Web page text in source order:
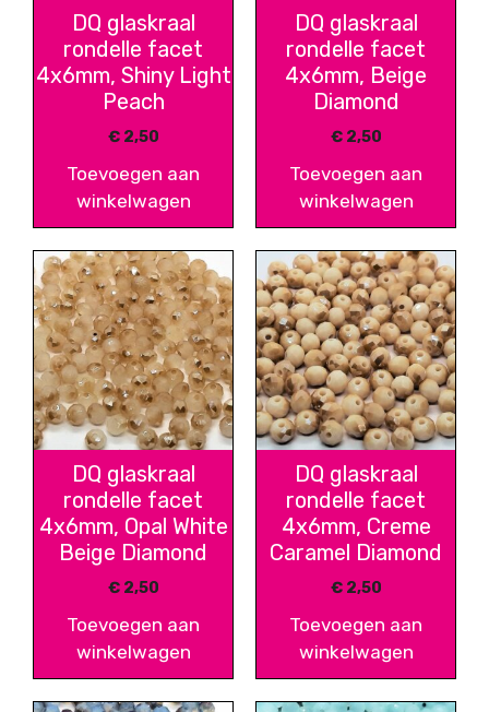
DQ glaskraal
rondelle facet
4x6mm, Shiny Light
Peach
€2,50
Toevoegen aan
winkelwagen
DQ glaskraal
rondelle facet
4x6mm, Beige
Diamond
€2,50
Toevoegen aan
winkelwagen
DQ glaskraal
rondelle facet
4x6mm, Opal White
Beige Diamond
€2,50
Toevoegen aan
winkelwagen
DQ glaskraal
rondelle facet
4x6mm, Creme
Caramel Diamond
€2,50
Toevoegen aan
winkelwagen